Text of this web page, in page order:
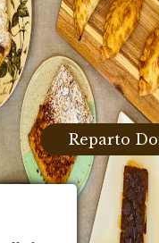
Oilasko
3,40
Reparto